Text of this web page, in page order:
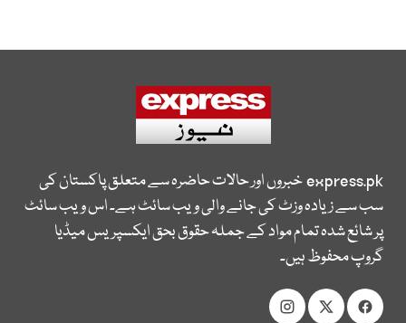
express.pkخبروں اور حالات حاضرہ سے متعلق پاکستان کی
سب سے زیادہ وزٹ کی جانے والی ویب سائٹ ہے۔ اس ویب سائٹ
پر شائع شدہ تمام مواد کے جملہ حقوق بحق ایکسپریس میڈیا
گروپ محفوظ ہیں۔